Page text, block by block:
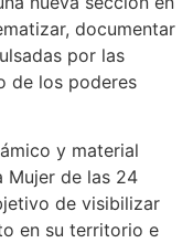
documentar
por las
de los poderes
y material
Mujer de las 24
de visibilizar
en su territorio e